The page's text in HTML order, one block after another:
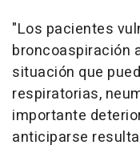
"Los pacientes
broncoaspiración
situación que
respiratorias,
importante
anticiparse